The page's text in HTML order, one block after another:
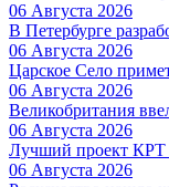
06 Августа 2026
В Петербурге
06 Августа 2026
Царское Село
06 Августа 2026
Великобритания
06 Августа 2026
Лучший проект КРТ
06 Августа 2026